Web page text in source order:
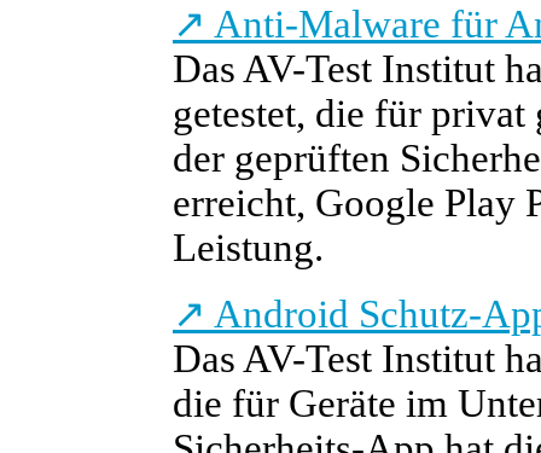
↗ Anti-Malware für
Das AV-Test Institut
getestet, die für
der geprüften
erreicht, Google Play
Leistung.
↗ Android Schutz-
Das AV-Test Institut
die für Geräte im